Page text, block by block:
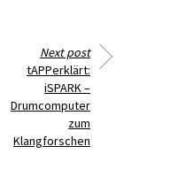
Next post
tAPPerklärt:
iSPARK –
Drumcomputer
zum
Klangforschen